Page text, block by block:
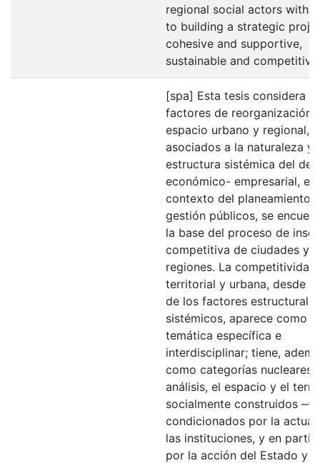
regional social actors with
to building a strategic
cohesive and supportive,
sustainable and competitive.
[spa] Esta tesis considera
factores de reorganización
espacio urbano y regional,
asociados a la naturaleza y
estructura sistémica del
económico- empresarial, en
contexto del planeamiento
gestión públicos, se
la base del proceso de
competitiva de ciudades y
regiones. La competitividad
territorial y urbana, desde
de los factores
sistémicos, aparece como
temática específica e
interdisciplinar; tiene,
como categorías nucleares
análisis, el espacio y el
socialmente construidos
condicionados por la
las instituciones, y en
por la acción del Estado y